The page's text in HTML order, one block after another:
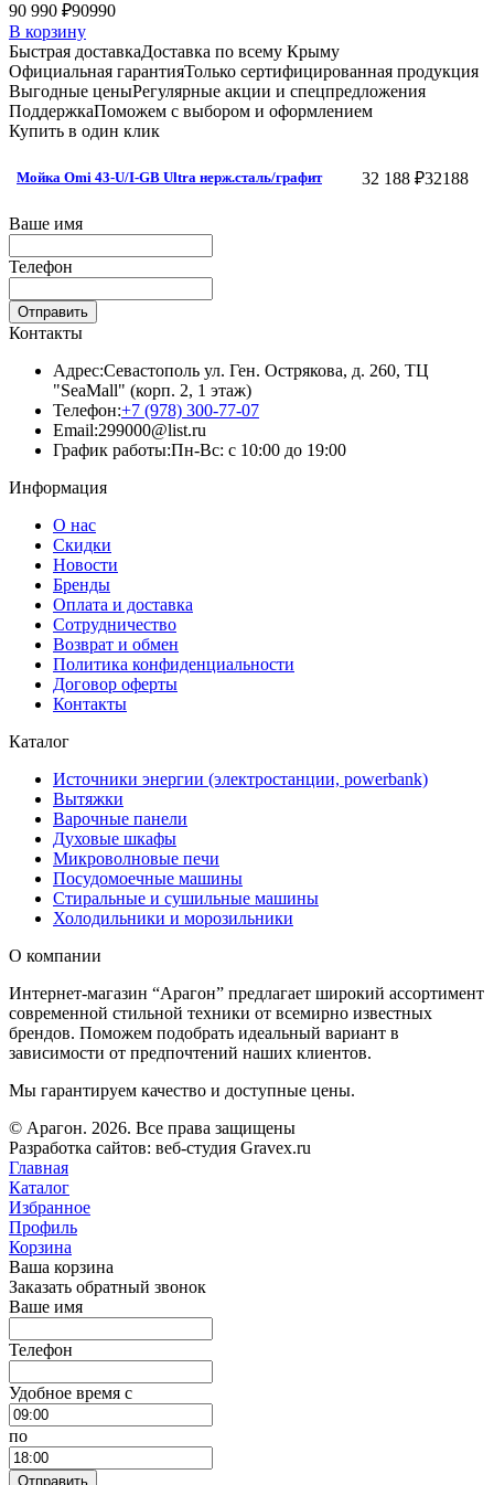
90 990 ₽90990
В корзину
Быстрая доставкаДоставка по всему Крыму
Официальная гарантияТолько сертифицированная продукция
Выгодные ценыРегулярные акции и спецпредложения
ПоддержкаПоможем с выбором и оформлением
Купить в один клик
Мойка Omi 43-U/I-GB Ultra нерж.сталь/графит 32 188 ₽32188
Ваше имя
Телефон
Отправить
Контакты
Адрес:Севастополь ул. Ген. Острякова, д. 260, ТЦ
"SeaMall" (корп. 2, 1 этаж)
Телефон:+7 (978) 300-77-07
Email:299000@list.ru
График работы:Пн-Вс: с 10:00 до 19:00
Информация
О нас
Скидки
Новости
Бренды
Оплата и доставка
Сотрудничество
Возврат и обмен
Политика конфиденциальности
Договор оферты
Контакты
Каталог
Источники энергии (электростанции, powerbank)
Вытяжки
Варочные панели
Духовые шкафы
Микроволновые печи
Посудомоечные машины
Стиральные и сушильные машины
Холодильники и морозильники
О компании
Интернет-магазин “Арагон” предлагает широкий ассортимент
современной стильной техники от всемирно известных
брендов. Поможем подобрать идеальный вариант в
зависимости от предпочтений наших клиентов.
Мы гарантируем качество и доступные цены.
© Арагон. 2026. Все права защищены
Разработка сайтов: веб-студия Gravex.ru
Главная
Каталог
Избранное
Профиль
Корзина
Ваша корзина
Заказать обратный звонок
Ваше имя
Телефон
Удобное время c
по
Отправить